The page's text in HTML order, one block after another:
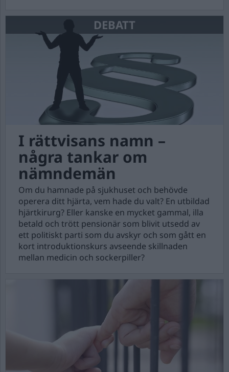
DEBATT
I rättvisans namn –
några tankar om
nämndemän
Om du hamnade på sjukhuset och behövde
operera ditt hjärta, vem hade du valt? En utbildad
hjärtkirurg? Eller kanske en mycket gammal, illa
betald och trött pensionär som blivit utsedd av
ett politiskt parti som du avskyr och som gått en
kort introduktionskurs avseende skillnaden
mellan medicin och sockerpiller?